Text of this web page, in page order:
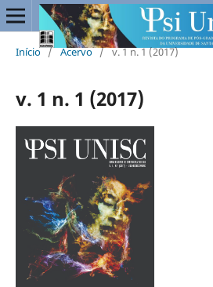
Início / Acervo / v. 1 n. 1 (2017)
v. 1 n. 1 (2017)